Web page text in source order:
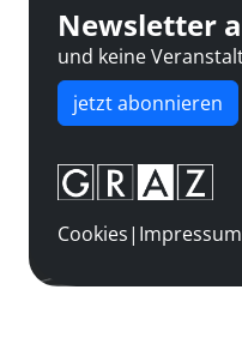
Newsletter
und keine
jetzt abonnieren
Cookies| Impressum